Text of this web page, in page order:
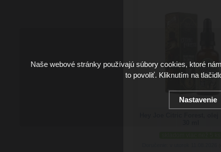
Naše webové stránky používajú súbory cookies, ktoré
to povoliť. Kliknutím na
Nastavenie